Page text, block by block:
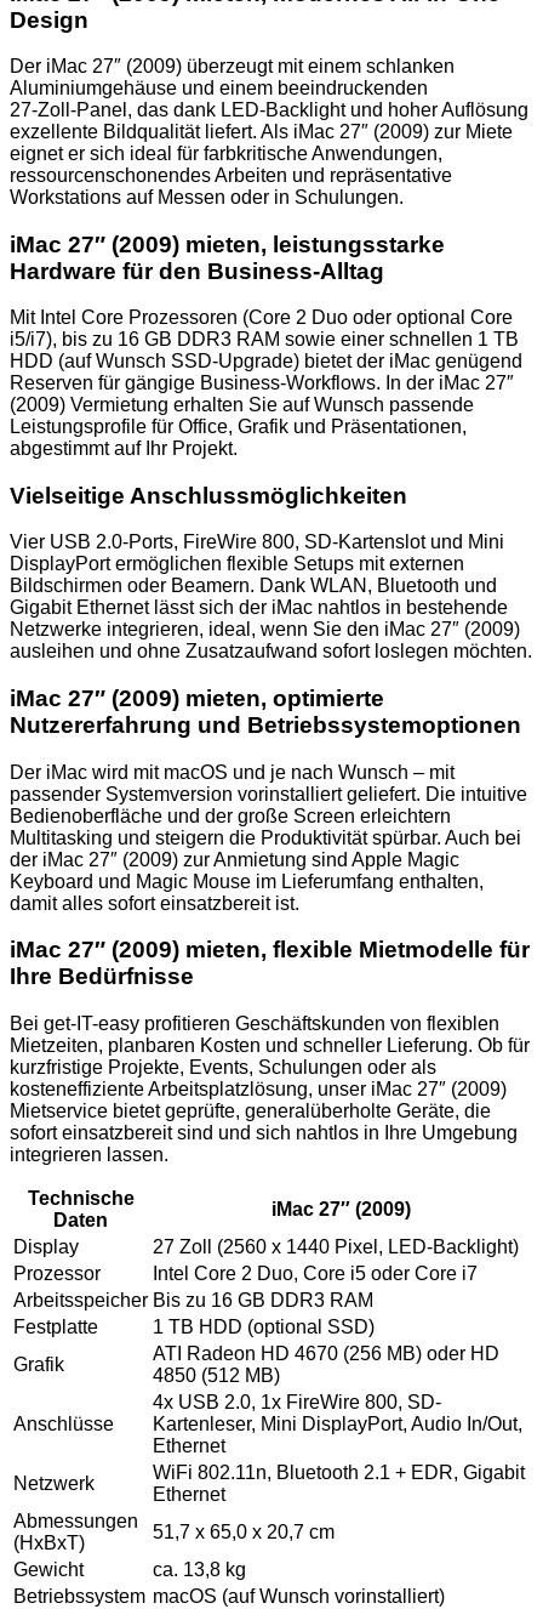
Design
Der iMac 27″ (2009) überzeugt mit einem schlanken
Aluminiumgehäuse und einem beeindruckenden
27‑Zoll‑Panel, das dank LED‑Backlight und hoher Auflösung
exzellente Bildqualität liefert. Als iMac 27″ (2009) zur Miete
eignet er sich ideal für farbkritische Anwendungen,
ressourcenschonendes Arbeiten und repräsentative
Workstations auf Messen oder in Schulungen.
iMac 27″ (2009) mieten, l eistungsstarke
Hardware für den Business-Alltag
Mit Intel Core Prozessoren (Core 2 Duo oder optional Core
i5/i7), bis zu 16 GB DDR3 RAM sowie einer schnellen 1 TB
HDD (auf Wunsch SSD-Upgrade) bietet der iMac genügend
Reserven für gängige Business-Workflows. In der iMac 27″
(2009) Vermietung erhalten Sie auf Wunsch passende
Leistungsprofile für Office, Grafik und Präsentationen,
abgestimmt auf Ihr Projekt.
Vielseitige Anschlussmöglichkeiten
Vier USB 2.0‑Ports, FireWire 800, SD‑Kartenslot und Mini
DisplayPort ermöglichen flexible Setups mit externen
Bildschirmen oder Beamern. Dank WLAN, Bluetooth und
Gigabit Ethernet lässt sich der iMac nahtlos in bestehende
Netzwerke integrieren, ideal, wenn Sie den iMac 27″ (2009)
ausleihen und ohne Zusatzaufwand sofort loslegen möchten.
iMac 27″ (2009) mieten, optimierte
Nutzererfahrung und Betriebssystemoptionen
Der iMac wird mit macOS und je nach Wunsch – mit
passender Systemversion vorinstalliert geliefert. Die intuitive
Bedienoberfläche und der große Screen erleichtern
Multitasking und steigern die Produktivität spürbar. Auch bei
der iMac 27″ (2009) zur Anmietung sind Apple Magic
Keyboard und Magic Mouse im Lieferumfang enthalten,
damit alles sofort einsatzbereit ist.
iMac 27″ (2009) mieten, flexible Mietmodelle für
Ihre Bedürfnisse
Bei get-IT-easy profitieren Geschäftskunden von flexiblen
Mietzeiten, planbaren Kosten und schneller Lieferung. Ob für
kurzfristige Projekte, Events, Schulungen oder als
kosteneffiziente Arbeitsplatzlösung, unser iMac 27″ (2009)
Mietservice bietet geprüfte, generalüberholte Geräte, die
sofort einsatzbereit sind und sich nahtlos in Ihre Umgebung
integrieren lassen.
Technische
Daten
iMac 27″ (2009)
Display
27 Zoll (2560 x 1440 Pixel, LED-Backlight)
Prozessor
Intel Core 2 Duo, Core i5 oder Core i7
Arbeitsspeicher Bis zu 16 GB DDR3 RAM
Festplatte
1 TB HDD (optional SSD)
Grafik
ATI Radeon HD 4670 (256 MB) oder HD
4850 (512 MB)
Anschlüsse
4x USB 2.0, 1x FireWire 800, SD-
Kartenleser, Mini DisplayPort, Audio In/Out,
Ethernet
Netzwerk
WiFi 802.11n, Bluetooth 2.1 + EDR, Gigabit
Ethernet
Abmessungen
(HxBxT)
51,7 x 65,0 x 20,7 cm
Gewicht
ca. 13,8 kg
Betriebssystem macOS (auf Wunsch vorinstalliert)